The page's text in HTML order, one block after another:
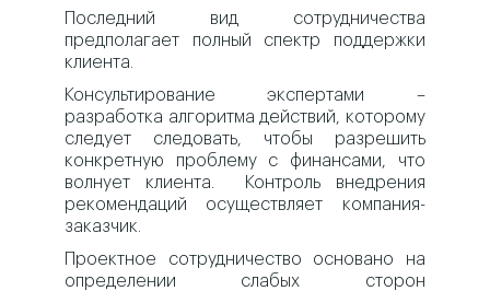
Последний вид сотрудничества
предполагает полный спектр поддержки
клиента.
Консультирование экспертами –
разработка алгоритма действий, которому
следует следовать, чтобы разрешить
конкретную проблему с финансами, что
волнует клиента. Контроль внедрения
рекомендаций осуществляет компания-
заказчик.
Проектное сотрудничество основано на
определении слабых сторон